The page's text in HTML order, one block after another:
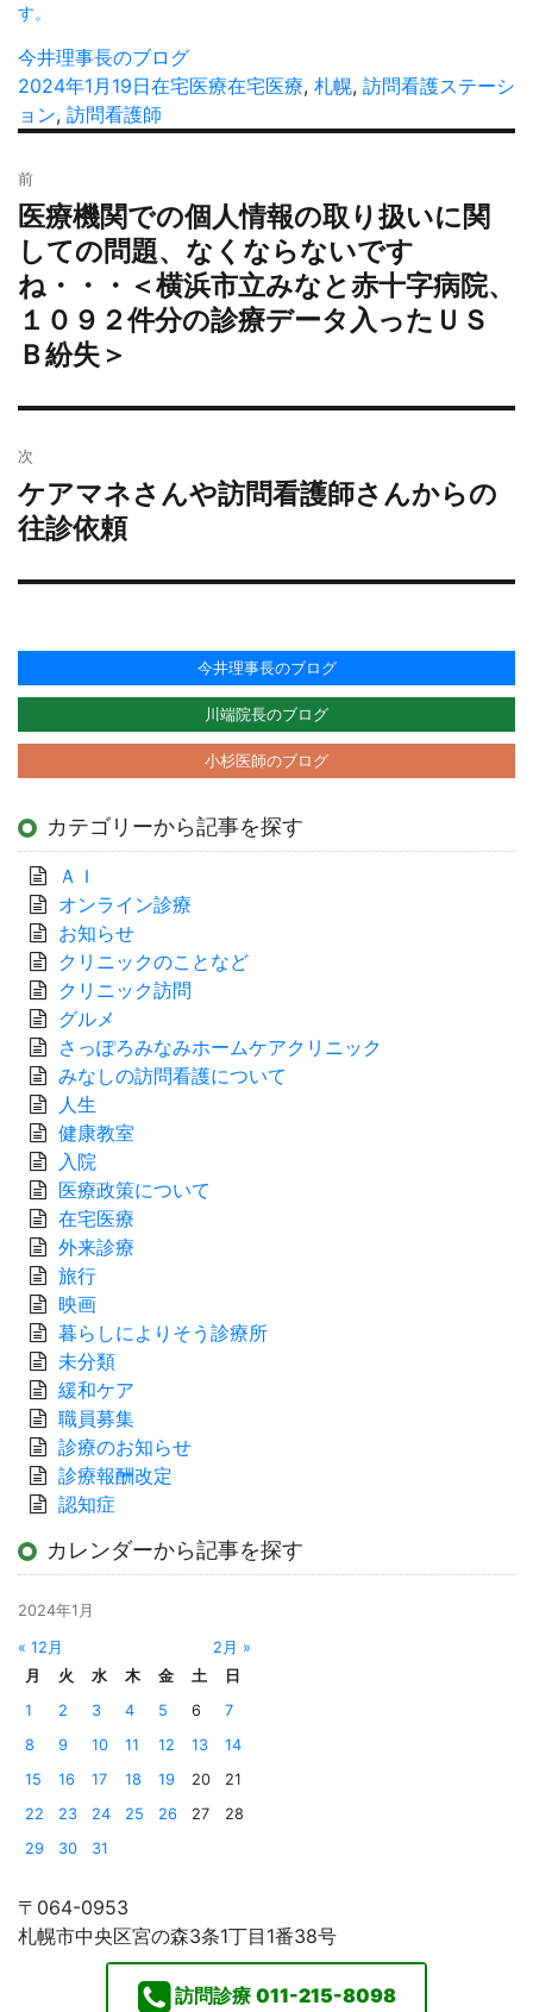
す。
投
稿
者
今井理事長のブログ
投
稿
2024年1月19日カ
テ
ー
在宅医療タ
在宅医療, 札幌, 訪問看護ステーシ
ョン, 訪問看護師
稿
ナ
ビ
ゲ
ー
シ
ン
前
過
去
の
投
稿:
医療機関での個人情報の取り扱いに関
しての問題、なくならないです
ね・・・＜横浜市立みなと赤十字病院、
１０９２件分の診療データ入ったＵＳ
Ｂ紛失＞
次
次
の
投
稿:
ケアマネさんや訪問看護師さんからの
往診依頼
今井理事長のブログ
川端院長のブログ
小杉医師のブログ
カテゴリーから記事を探す
ＡＩ
オンライン診療
お知らせ
クリニックのことなど
クリニック訪問
グルメ
さっぽろみなみホームケアクリニック
みなしの訪問看護について
人生
健康教室
入院
医療政策について
在宅医療
外来診療
旅行
映画
暮らしによりそう診療所
未分類
緩和ケア
職員募集
診療のお知らせ
診療報酬改定
認知症
カレンダーから記事を探す
2024年1月
« 12月
2月 »
月
火 水 木 金 土
日
1
2 3 4 5 6
7
8
9 10 11 12 13
14
15
16 17 18 19 20
21
22
23 24 25 26 27
28
29
30 31
〒064-0953
札幌市中央区宮の森3条1丁目1番38号
訪問診療 011-215-8098